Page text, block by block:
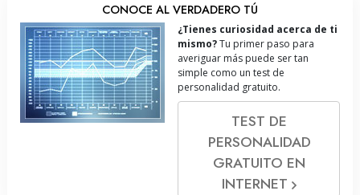
CONOCE AL VERDADERO TÚ
¿Tienes curiosidad acerca de ti
mismo?Tu primer paso para
averiguar más puede ser tan
simple como un test de
personalidad gratuito.
TEST DE
PERSONALIDAD
GRATUITO EN
INTERNET